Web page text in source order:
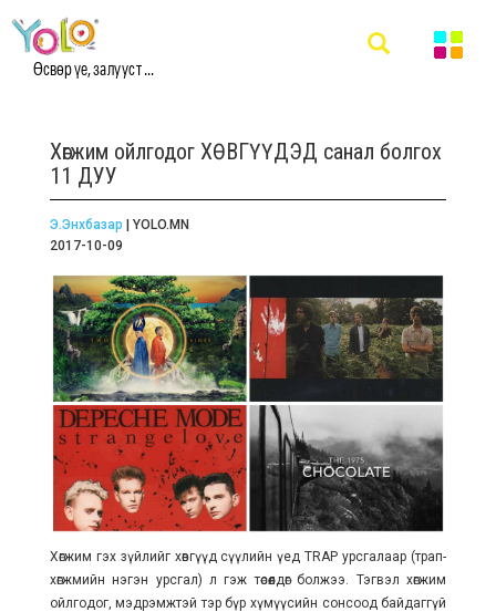
Өсвөр үе, залууст ...
Хөгжим ойлгодог ХӨВГҮҮДЭД санал болгох
11 ДУУ
Э.Энхбазар | YOLO.MN
2017-10-09
Хөгжим гэх зүйлийг хөвгүүд сүүлийн үед TRAP урсгалаар (трап-
хөгжмийн нэгэн урсгал) л гэж төсөөлдөг болжээ. Тэгвэл хөгжим
ойлгодог, мэдрэмжтэй тэр бүр хүмүүсийн сонсоод байдаггүй